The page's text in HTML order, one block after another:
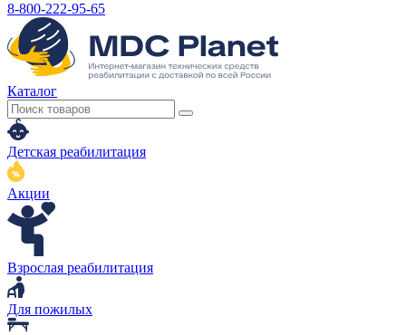
8-800-222-95-65
Каталог
Детская реабилитация
Акции
Взрослая реабилитация
Для пожилых